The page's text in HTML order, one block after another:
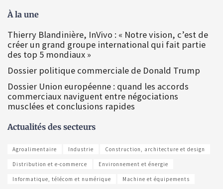
À la une
Thierry Blandinière, InVivo : « Notre vision, c’est de
créer un grand groupe international qui fait partie
des top 5 mondiaux »
Dossier politique commerciale de Donald Trump
Dossier Union européenne : quand les accords
commerciaux naviguent entre négociations
musclées et conclusions rapides
Actualités des secteurs
Agroalimentaire Industrie Construction, architecture et design
Distribution et e-commerce Environnement et énergie
Informatique, télécom et numérique Machine et équipements